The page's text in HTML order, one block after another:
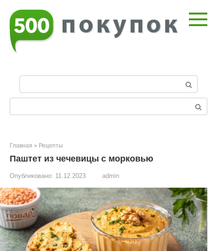
контенту
о
и
Главная » Рецепты
Паштет из чечевицы с морковью
Опубликовано: 11.12.2023 admin